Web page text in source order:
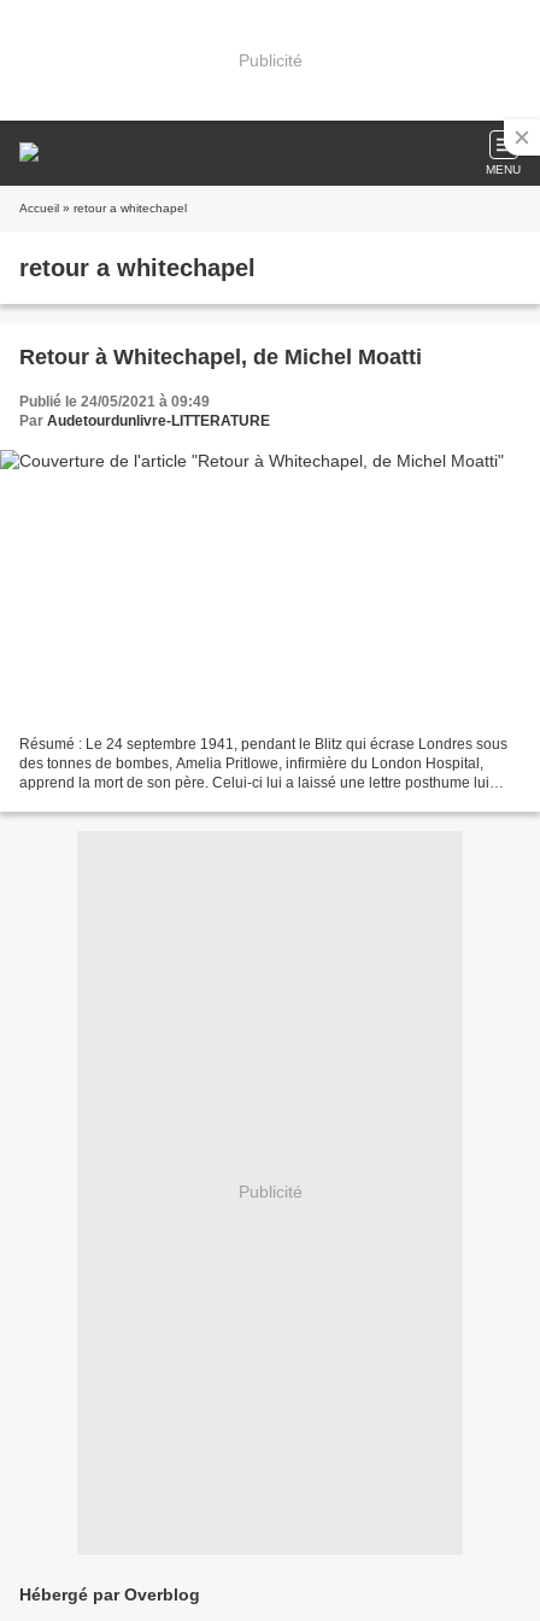
Publicité
MENU
Accueil » retour a whitechapel
retour a whitechapel
Retour à Whitechapel, de Michel Moatti
Publié le 24/05/2021 à 09:49
Par Audetourdunlivre-LITTERATURE
Résumé : Le 24 septembre 1941, pendant le Blitz qui écrase Londres sous
des tonnes de bombes, Amelia Pritlowe, infirmière du London Hospital,
apprend la mort de son père. Celui-ci lui a laissé une lettre posthume lui
Publicité
Hébergé par Overblog